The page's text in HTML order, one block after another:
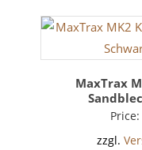
MaxTrax
Price:
zzgl.